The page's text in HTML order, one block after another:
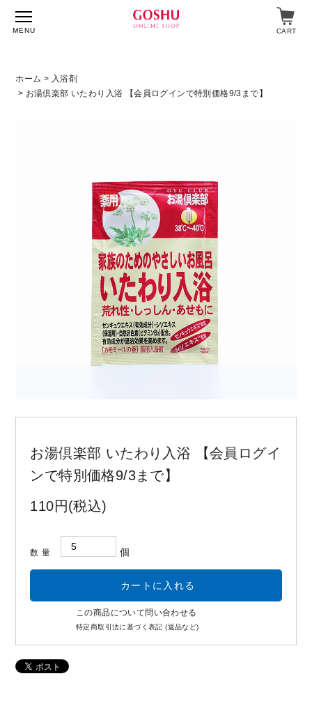
マイページ ログイン
ショップガイド よくあるご質問
ギフト対応について メルマガ登録
お問い合わせ
コーポレートサイト
MENU CART
ホーム > 入浴剤
> お湯倶楽部 いたわり入浴 【会員ログインで特別価格9/3まで】
お湯倶楽部 いたわり入浴 【会員ログイ
ンで特別価格9/3まで】
110円(税込)
数量 個
この商品について問い合わせる
特定商取引法に基づく表記 (返品など)